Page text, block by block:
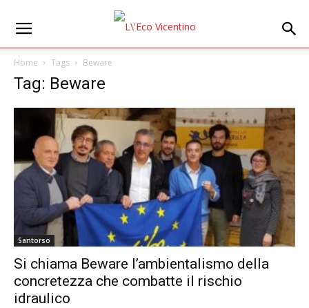
Home Tags Beware
Tag: Beware
Santorso
Si chiama Beware l’ambientalismo della
concretezza che combatte il rischio
idraulico